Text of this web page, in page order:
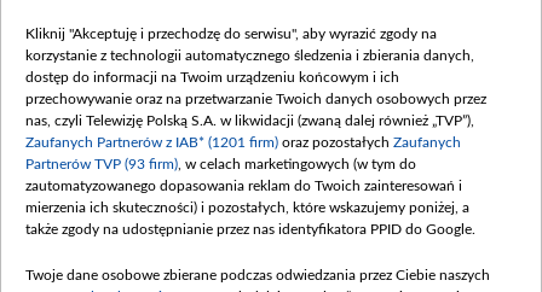
Procedura zgłoszeń wewnętrznych
Kliknij "Akceptuję i przechodzę do serwisu", aby wyrazić zgody na
korzystanie z technologii automatycznego śledzenia i zbierania danych,
dostęp do informacji na Twoim urządzeniu końcowym i ich
przechowywanie oraz na przetwarzanie Twoich danych osobowych przez
nas, czyli Telewizję Polską S.A. w likwidacji (zwaną dalej również „TVP”),
Zaufanych Partnerów z IAB* (1201 firm) oraz pozostałych Zaufanych
Partnerów TVP (93 firm) , w celach marketingowych (w tym do
zautomatyzowanego dopasowania reklam do Twoich zainteresowań i
mierzenia ich skuteczności) i pozostałych, które wskazujemy poniżej, a
także zgody na udostępnianie przez nas identyfikatora PPID do Google.
Twoje dane osobowe zbierane podczas odwiedzania przez Ciebie naszych